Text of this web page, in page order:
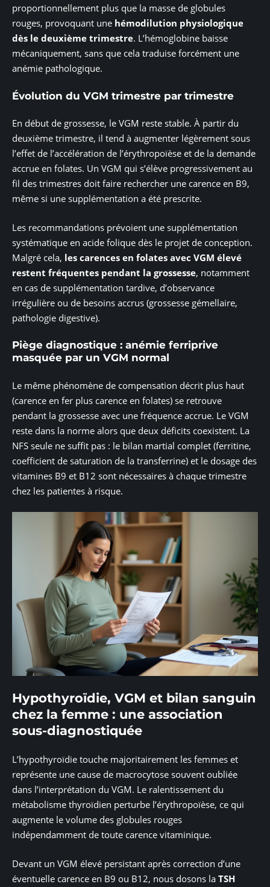
proportionnellement plus que la masse de globules
rouges, provoquant une hémodilution physiologique
dès le deuxième trimestre. L’hémoglobine baisse
mécaniquement, sans que cela traduise forcément une
anémie pathologique.
Évolution du VGM trimestre par trimestre
En début de grossesse, le VGM reste stable. À partir du
deuxième trimestre, il tend à augmenter légèrement sous
l’effet de l’accélération de l’érythropoïèse et de la demande
accrue en folates. Un VGM qui s’élève progressivement au
fil des trimestres doit faire rechercher une carence en B9,
même si une supplémentation a été prescrite.
Les recommandations prévoient une supplémentation
systématique en acide folique dès le projet de conception.
Malgré cela, les carences en folates avec VGM élevé
restent fréquentes pendant la grossesse, notamment
en cas de supplémentation tardive, d’observance
irrégulière ou de besoins accrus (grossesse gémellaire,
pathologie digestive).
Piège diagnostique : anémie ferriprive
masquée par un VGM normal
Le même phénomène de compensation décrit plus haut
(carence en fer plus carence en folates) se retrouve
pendant la grossesse avec une fréquence accrue. Le VGM
reste dans la norme alors que deux déficits coexistent. La
NFS seule ne suffit pas : le bilan martial complet (ferritine,
coefficient de saturation de la transferrine) et le dosage des
vitamines B9 et B12 sont nécessaires à chaque trimestre
chez les patientes à risque.
Hypothyroïdie, VGM et bilan sanguin
chez la femme : une association
sous-diagnostiquée
L’hypothyroïdie touche majoritairement les femmes et
représente une cause de macrocytose souvent oubliée
dans l’interprétation du VGM. Le ralentissement du
métabolisme thyroïdien perturbe l’érythropoïèse, ce qui
augmente le volume des globules rouges
indépendamment de toute carence vitaminique.
Devant un VGM élevé persistant après correction d’une
éventuelle carence en B9 ou B12, nous dosons la TSH